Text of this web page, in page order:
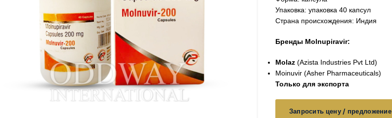
Упаковка: упаковка 40 капсул
Страна происхождения: Индия
Бренды Molnupiravir:
Molaz(Azista Industries Pvt Ltd)
Moinuvir (Asher Pharmaceuticals)
Только для экспорта
Запросить цену / предложение